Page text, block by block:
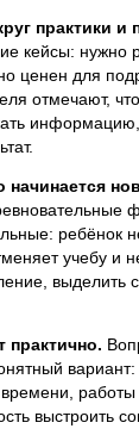
практики и
кейсы: нужно
ценен для
отмечают,
ребёнок
учебу и
практично.
выстроить